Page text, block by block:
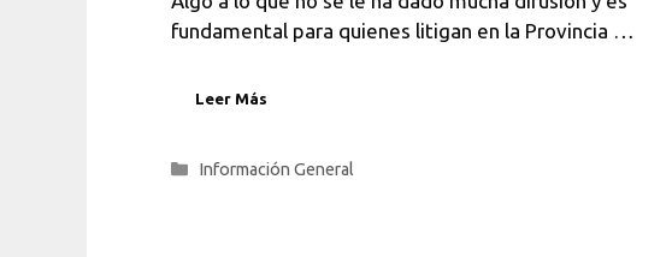
fundamental para quienes litigan en la Provincia …
Leer Más
Categorías
Información General